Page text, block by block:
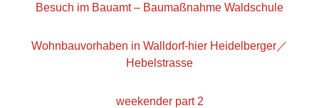
Besuch im Bauamt – Baumaßnahme Waldschule
Wohnbauvorhaben in Walldorf-hier Heidelberger／
Hebelstrasse
weekender part 2